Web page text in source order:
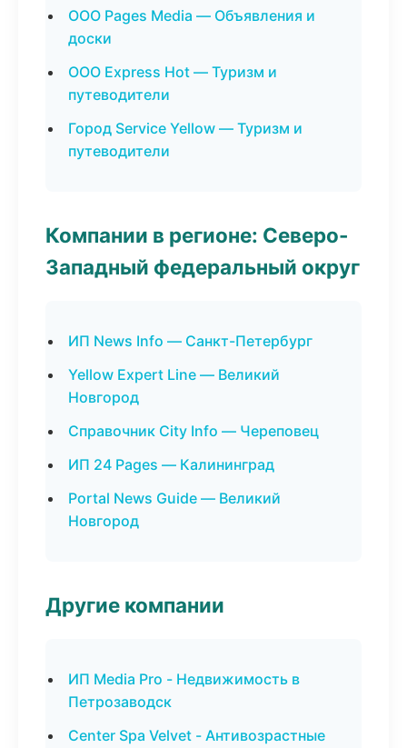
ООО Pages Media — Объявления и
доски
ООО Express Hot — Туризм и
путеводители
Город Service Yellow — Туризм и
путеводители
Компании в регионе: Северо-
Западный федеральный округ
ИП News Info — Санкт-Петербург
Yellow Expert Line — Великий
Новгород
Справочник City Info — Череповец
ИП 24 Pages — Калининград
Portal News Guide — Великий
Новгород
Другие компании
ИП Media Pro - Недвижимость в
Петрозаводск
Center Spa Velvet - Антивозрастные